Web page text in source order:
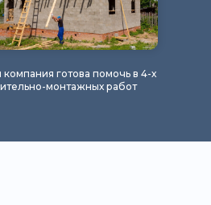
готова помочь в 4-х
монтажных работ